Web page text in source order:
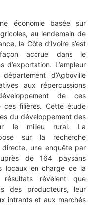
économie basée sur
au lendemain de
la Côte d’Ivoire s’est
accrue dans le
L’ampleur
d’Agboville
aux répercussions
de ces
ces filières. Cette étude
du développement des
le milieu rural. La
sur la recherche
directe, une enquête par
de 164 paysans
locaux en charge de la
résultats révèlent que
des producteurs, leur
intrants et aux marchés